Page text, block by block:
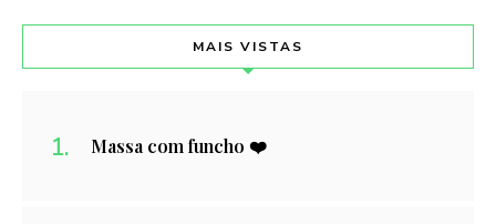
MAIS VISTAS
Massa com funcho ❤️